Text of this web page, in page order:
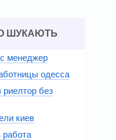
ШУКАЮТЬ
менеджер
одесса
риелтор без
киев
работа